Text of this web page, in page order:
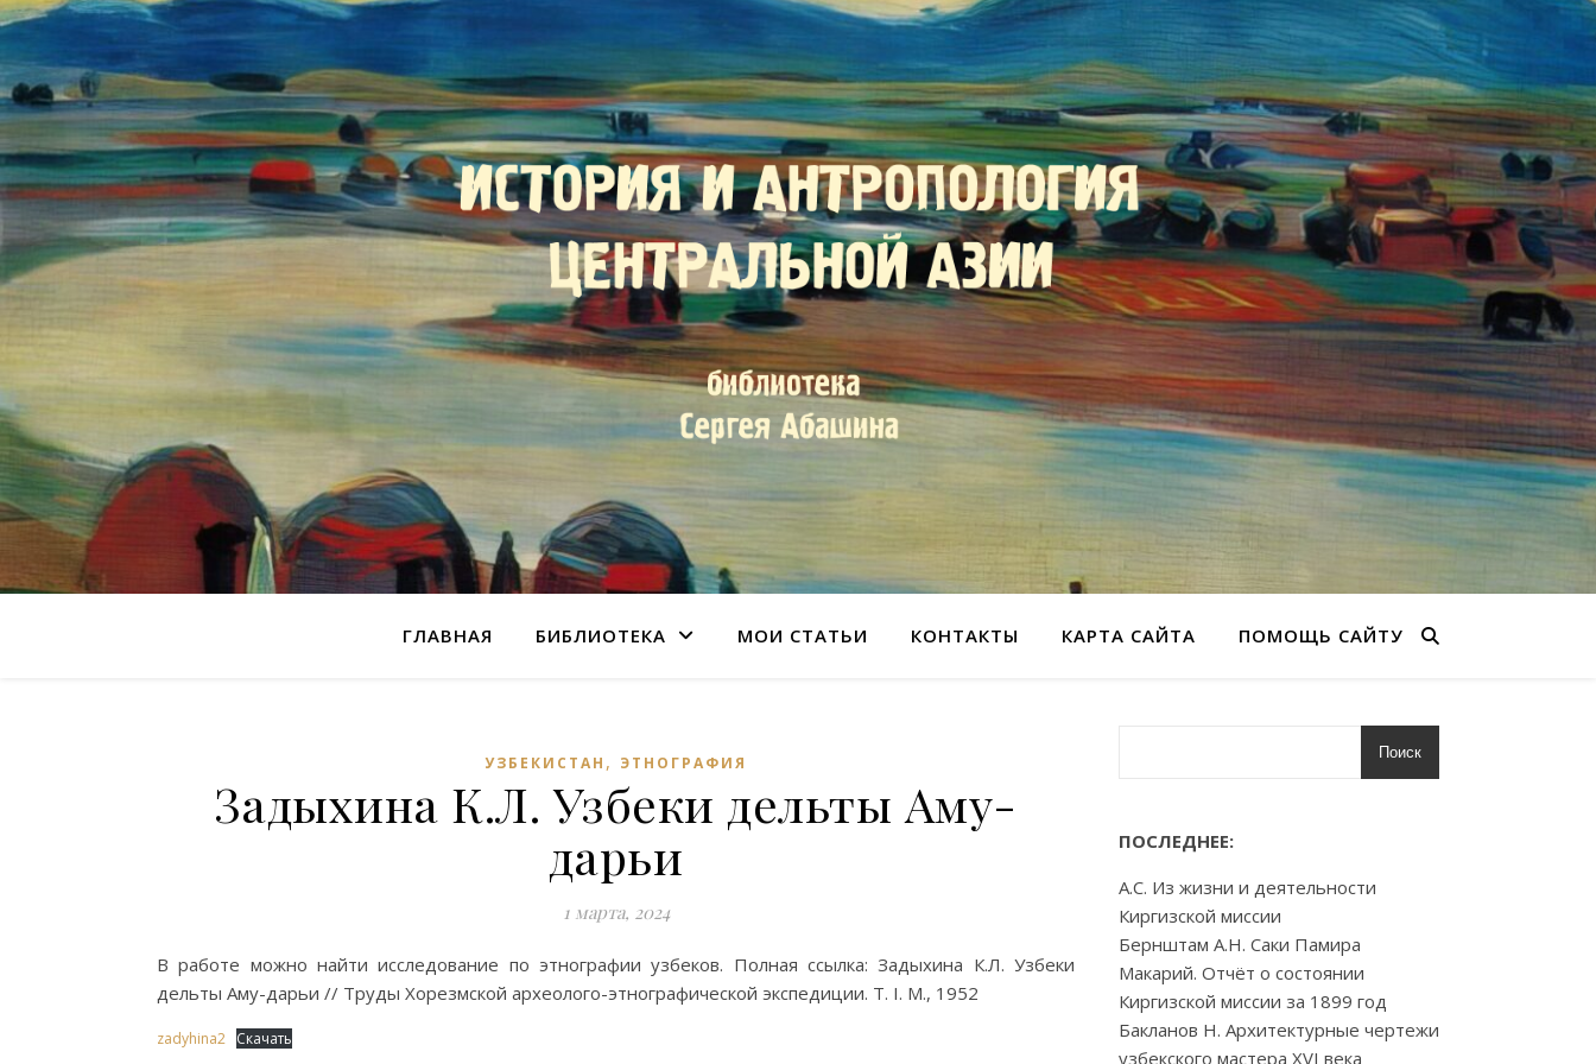
ГЛАВНАЯ БИБЛИОТЕКА МОИ СТАТЬИ КОНТАКТЫ КАРТА САЙТА ПОМОЩЬ САЙТУ
УЗБЕКИСТАН , ЭТНОГРАФИЯ
Задыхина К.Л. Узбеки дельты Аму-
дарьи
1 марта, 2024
В работе можно найти исследование по этнографии узбеков. Полная ссылка: Задыхина К.Л. Узбеки
дельты Аму-дарьи // Труды Хорезмской археолого-этнографической экспедиции. Т. I. М., 1952
zadyhina2 Скачать
Поиск
ПОСЛЕДНЕЕ:
А.С. Из жизни и деятельности
Киргизской миссии
Бернштам А.Н. Саки Памира
Макарий. Отчёт о состоянии
Киргизской миссии за 1899 год
Бакланов Н. Архитектурные чертежи
узбекского мастера XVI века